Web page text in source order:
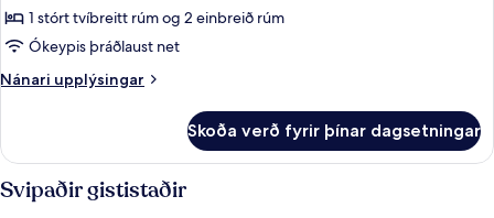
with
Butler
Service)
1 stórt tvíbreitt rúm og 2 einbreið rúm
Ókeypis þráðlaust net
Nánari upplýsingar
Nánari
(Maya
Butler
Skoða verð fyrir þínar dagsetningar
Svipaðir gististaðir